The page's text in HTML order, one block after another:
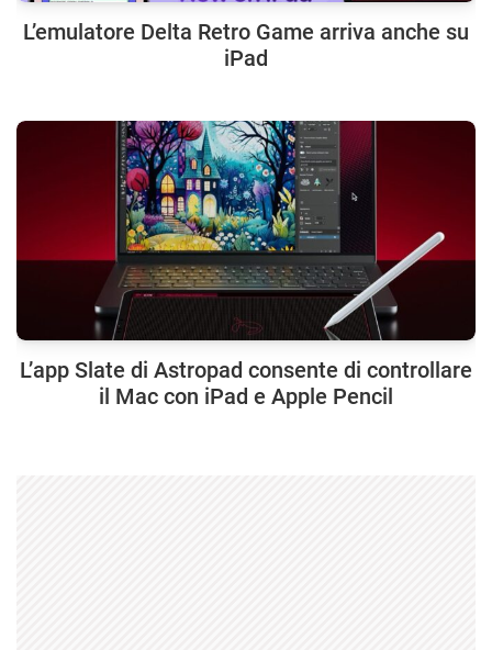
L’emulatore Delta Retro Game arriva anche su
iPad
L’app Slate di Astropad consente di controllare
il Mac con iPad e Apple Pencil